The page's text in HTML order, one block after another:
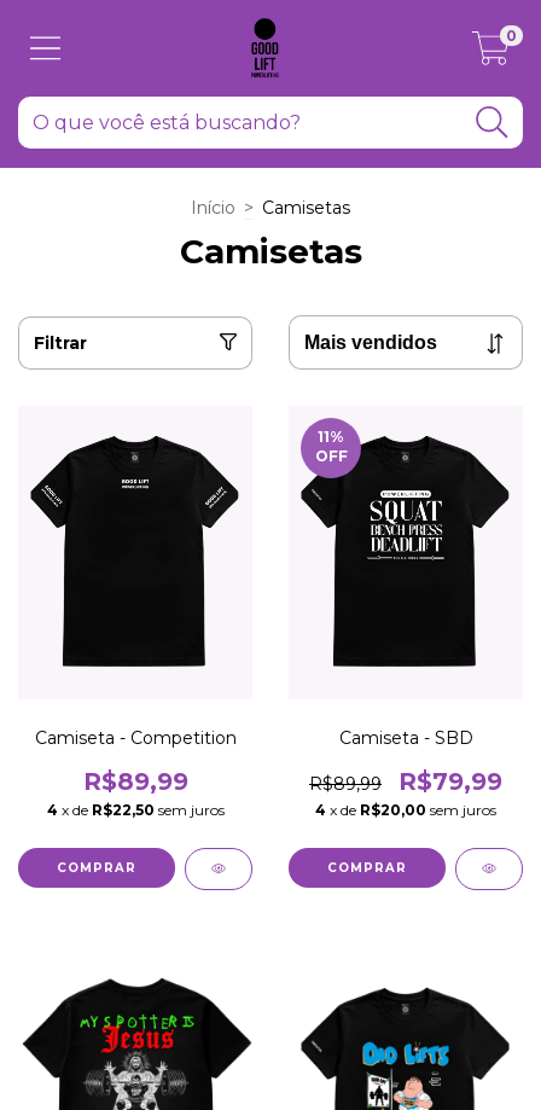
0
Início > Camisetas
Camisetas
Filtrar
Camiseta - Competition
R$89,99
4 x de R$22,50 sem juros
COMPRAR
11%
OFF
Camiseta - SBD
R$89,99 R$79,99
4 x de R$20,00 sem juros
COMPRAR